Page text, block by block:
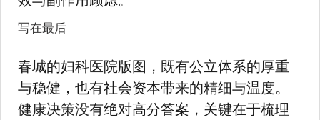
写在最后
春城的妇科医院版图，既有公立体系的厚重
与稳健，也有社会资本带来的精细与温度。
健康决策没有绝对高分答案，关键在于梳理